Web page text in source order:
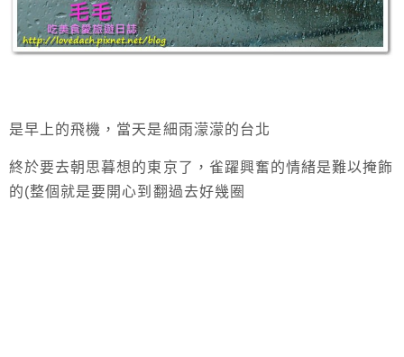
是早上的飛機，當天是細雨濛濛的台北
終於要去朝思暮想的東京了，雀躍興奮的情緒是難以掩飾
的(整個就是要開心到翻過去好幾圈